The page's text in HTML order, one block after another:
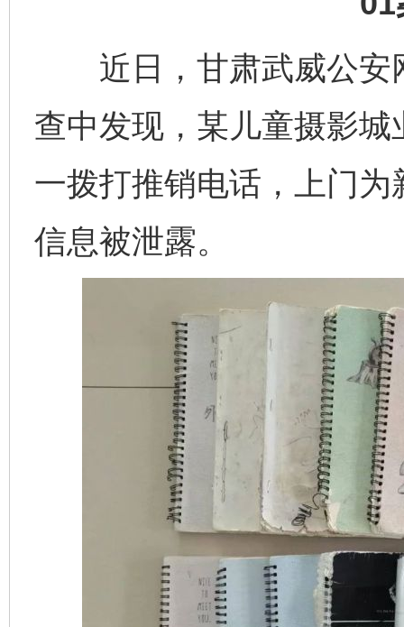
近日，甘肃武威公安
查中发现，某儿童摄影
一拨打推销电话，上门
信息被泄露。